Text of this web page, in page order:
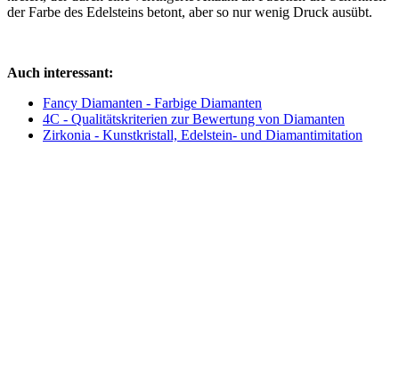
der Farbe des Edelsteins betont, aber so nur wenig Druck ausübt.
Auch interessant:
Fancy Diamanten - Farbige Diamanten
4C - Qualitätskriterien zur Bewertung von Diamanten
Zirkonia - Kunstkristall, Edelstein- und Diamantimitation